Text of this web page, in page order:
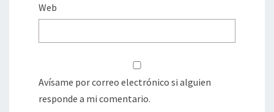
Web
Avísame por correo electrónico si alguien
responde a mi comentario.